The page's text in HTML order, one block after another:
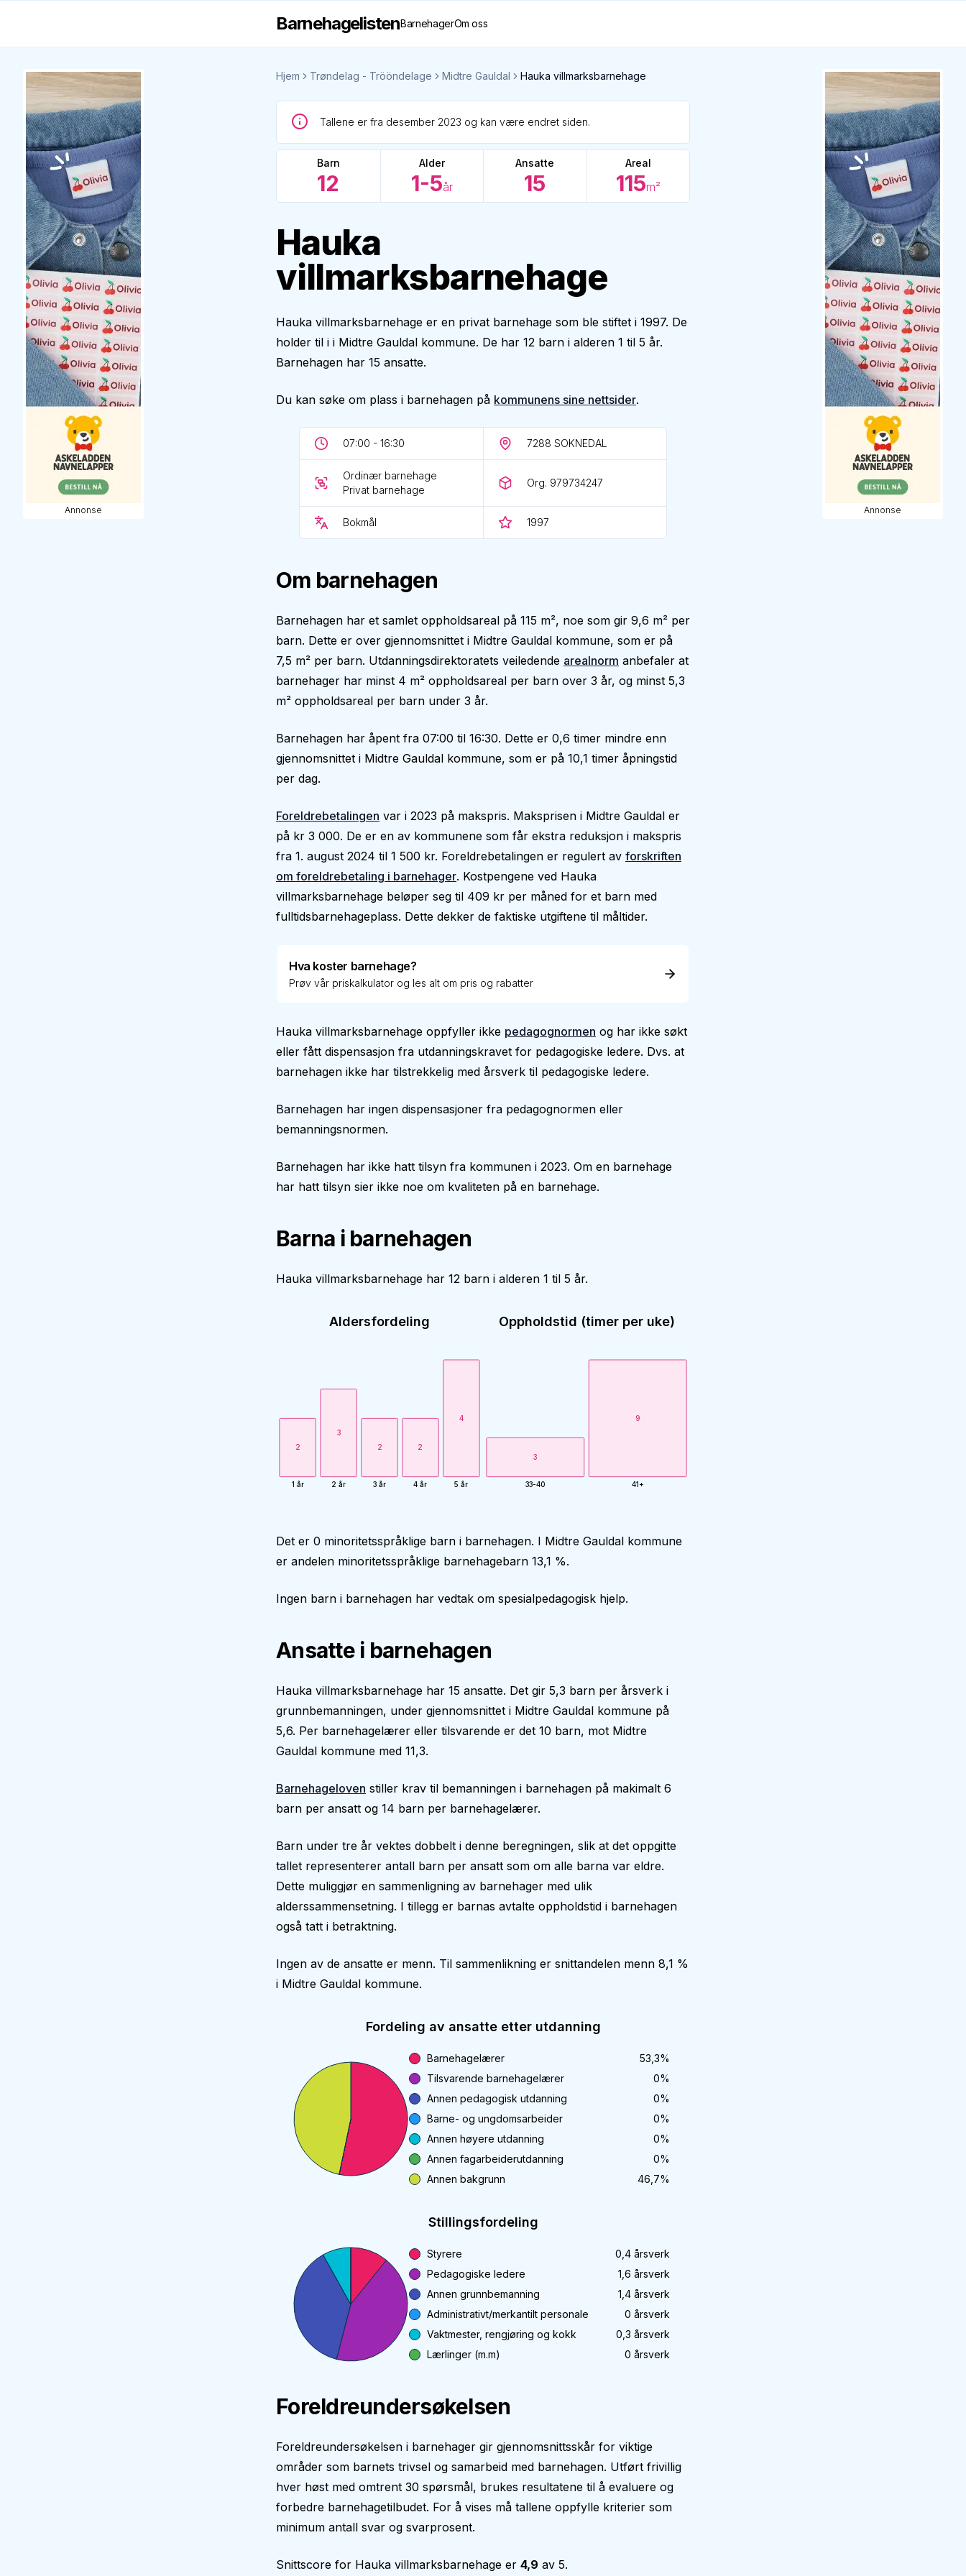
BarnehagelistenBarnehagerOm oss
Annonse
Hjem Trøndelag - Trööndelage Midtre Gauldal Hauka villmarksbarnehage
Tallene er fra desember 2023 og kan være endret siden.
Barn
12
Alder
1-5år
Ansatte
15
Areal
115m²
Hauka
villmarksbarnehage
Hauka villmarksbarnehage er en privat barnehage som ble stiftet i 1997. De
holder til i i Midtre Gauldal kommune. De har 12 barn i alderen 1 til 5 år.
Barnehagen har 15 ansatte.
Du kan søke om plass i barnehagen på kommunens sine nettsider.
07:00 - 16:30 7288 SOKNEDAL
Ordinær barnehage
Privat barnehage
Org. 979734247
Bokmål 1997
Om barnehagen
Barnehagen har et samlet oppholdsareal på 115 m², noe som gir 9,6 m² per
barn. Dette er over gjennomsnittet i Midtre Gauldal kommune, som er på
7,5 m² per barn. Utdanningsdirektoratets veiledende arealnorm anbefaler at
barnehager har minst 4 m² oppholdsareal per barn over 3 år, og minst 5,3
m² oppholdsareal per barn under 3 år.
Barnehagen har åpent fra 07:00 til 16:30. Dette er 0,6 timer mindre enn
gjennomsnittet i Midtre Gauldal kommune, som er på 10,1 timer åpningstid
per dag.
Foreldrebetalingen var i 2023 på makspris. Maksprisen i Midtre Gauldal er
på kr 3 000. De er en av kommunene som får ekstra reduksjon i makspris
fra 1. august 2024 til 1 500 kr. Foreldrebetalingen er regulert av forskriften
om foreldrebetaling i barnehager. Kostpengene ved Hauka
villmarksbarnehage beløper seg til 409 kr per måned for et barn med
fulltidsbarnehageplass. Dette dekker de faktiske utgiftene til måltider.
Hva koster barnehage?
Prøv vår priskalkulator og les alt om pris og rabatter
Hauka villmarksbarnehage oppfyller ikke pedagognormen og har ikke søkt
eller fått dispensasjon fra utdanningskravet for pedagogiske ledere. Dvs. at
barnehagen ikke har tilstrekkelig med årsverk til pedagogiske ledere.
Barnehagen har ingen dispensasjoner fra pedagognormen eller
bemanningsnormen.
Barnehagen har ikke hatt tilsyn fra kommunen i 2023. Om en barnehage
har hatt tilsyn sier ikke noe om kvaliteten på en barnehage.
Barna i barnehagen
Hauka villmarksbarnehage har 12 barn i alderen 1 til 5 år.
Aldersfordeling
2
1 år
3
2 år
2
3 år
2
4 år
4
5 år
Oppholdstid (timer per uke)
3
33-40
9
41+
Det er 0 minoritetsspråklige barn i barnehagen. I Midtre Gauldal kommune
er andelen minoritetsspråklige barnehagebarn 13,1 %.
Ingen barn i barnehagen har vedtak om spesialpedagogisk hjelp.
Ansatte i barnehagen
Hauka villmarksbarnehage har 15 ansatte. Det gir 5,3 barn per årsverk i
grunnbemanningen, under gjennomsnittet i Midtre Gauldal kommune på
5,6. Per barnehagelærer eller tilsvarende er det 10 barn, mot Midtre
Gauldal kommune med 11,3.
Barnehageloven stiller krav til bemanningen i barnehagen på makimalt 6
barn per ansatt og 14 barn per barnehagelærer.
Barn under tre år vektes dobbelt i denne beregningen, slik at det oppgitte
tallet representerer antall barn per ansatt som om alle barna var eldre.
Dette muliggjør en sammenligning av barnehager med ulik
alderssammensetning. I tillegg er barnas avtalte oppholdstid i barnehagen
også tatt i betraktning.
Ingen av de ansatte er menn. Til sammenlikning er snittandelen menn 8,1 %
i Midtre Gauldal kommune.
Fordeling av ansatte etter utdanning
Barnehagelærer 53,3%
Tilsvarende barnehagelærer
0%
Annen pedagogisk utdanning
0%
Barne- og ungdomsarbeider
0%
Annen høyere utdanning
0%
Annen fagarbeiderutdanning
0%
Annen bakgrunn
46,7%
Stillingsfordeling
Styrere 0,4 årsverk
Pedagogiske ledere
1,6 årsverk
Annen grunnbemanning
1,4 årsverk
Administrativt/merkantilt personale
0 årsverk
Vaktmester, rengjøring og kokk
0,3 årsverk
Lærlinger (m.m)
0 årsverk
Foreldreundersøkelsen
Foreldreundersøkelsen i barnehager gir gjennomsnittsskår for viktige
områder som barnets trivsel og samarbeid med barnehagen. Utført frivillig
hver høst med omtrent 30 spørsmål, brukes resultatene til å evaluere og
forbedre barnehagetilbudet. For å vises må tallene oppfylle kriterier som
minimum antall svar og svarprosent.
Snittscore for Hauka villmarksbarnehage er 4,9 av 5.
Annonse